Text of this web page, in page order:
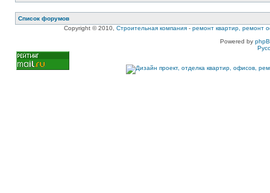
Список форумов
Copyright © 2010, Строительная компания - ремонт квартир, ремонт
Powered by